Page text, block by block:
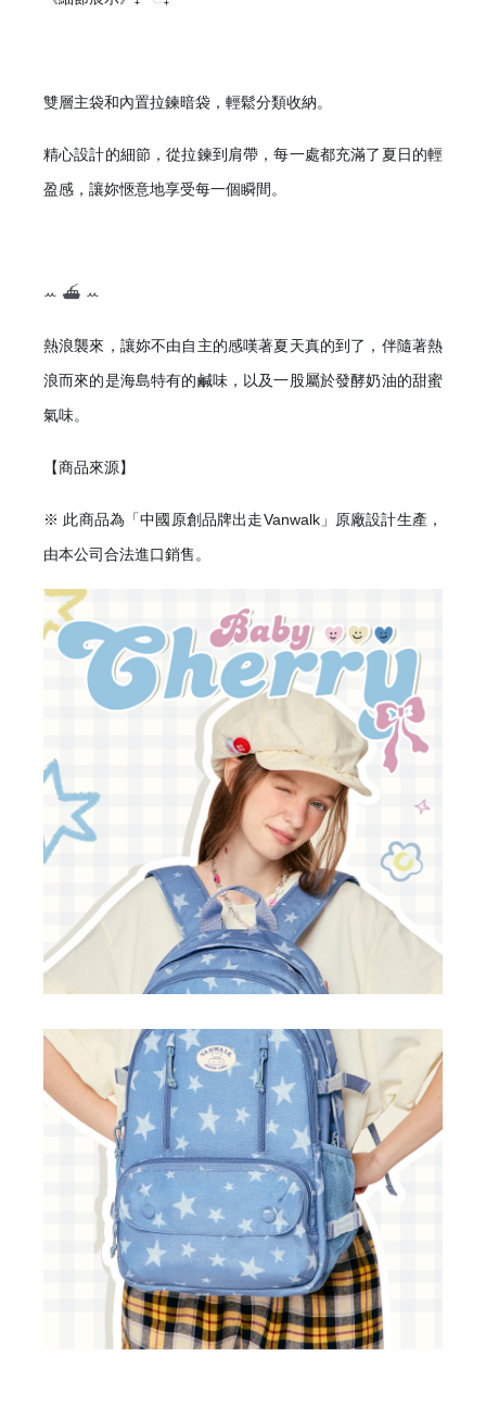
雙層主袋和內置拉鍊暗袋，輕鬆分類收納。
精心設計的細節，從拉鍊到肩帶，每一處都充滿了夏日的輕
盈感，讓妳愜意地享受每一個瞬間。
ꕀ ⛴ ꕀ
熱浪襲來，讓妳不由自主的感嘆著夏天真的到了，伴隨著熱
浪而來的是海島特有的鹹味，以及一股屬於發酵奶油的甜蜜
氣味。
【商品來源】
※ 此商品為「中國原創品牌出走Vanwalk」原廠設計生產，
由本公司合法進口銷售。